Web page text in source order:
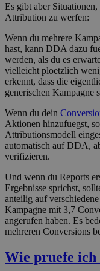
Es gibt aber
Attribution zu werfen:
Wenn du mehrere
hast, kann DDA dazu
werden, als du es
vielleicht ploetzlich
erkennt, dass die
generischen Kampagne
Wenn du dein
Aktionen hinzufuegst,
Attributionsmodell
automatisch auf DDA,
verifizieren.
Und wenn du Reports
Ergebnisse sprichst,
anteilig auf
Kampagne mit 3,7
angerufen haben. Es
mehreren Conversions
Wie pruefe